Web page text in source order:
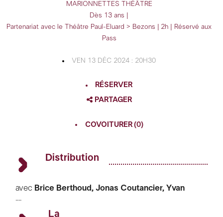
MARIONNETTES THÉÂTRE
Dès 13 ans |
Partenariat avec le Théâtre Paul-Eluard > Bezons | 2h | Réservé aux
Pass
VEN 13 DÉC 2024 : 20H30
RÉSERVER
PARTAGER
COVOITURER(0)
Distribution
avec Brice Berthoud,Jonas Coutancier,Yvan
Bernardet, Xavier Drouault
Gilles Marsalet, Sébastien Cirotteau, Héléna
....
La